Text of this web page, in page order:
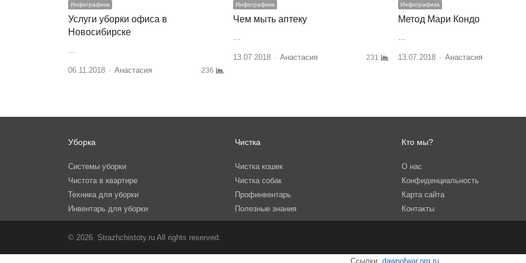
Инфографика
Услуги уборки офиса в
Новосибирске
06.11.2018 Author
Анастасия 236
Инфографика
Чем мыть аптеку
13.07.2018 Author
Анастасия 231
Инфографика
Метод Мари Кондо
13.07.2018 Author
Анастасия
Уборка
Системы уборки
Чистота в квартире
Техника для уборки
Инвентарь для уборки
Чистка
Чистка кошек
Чистка собак
Профинвентарь
Полезные знания
Кто мы?
О нас
Конфиденциальность
Карта сайта
Контакты
© 2026. Strazhchistoty.ru All rights reserved.
Ссылки: dawnofwar.org.ru